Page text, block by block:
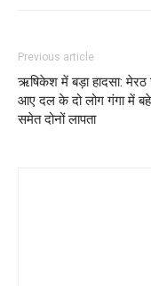
Previous article
ऋषिकेश में बड़ा हादसा:
आए दल के दो लोग गंगा में
समेत दोनों लापता